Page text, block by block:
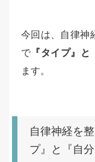
今回は、自律神
で 『タイプ』と
ます。
自律神経を
プ』と『自分